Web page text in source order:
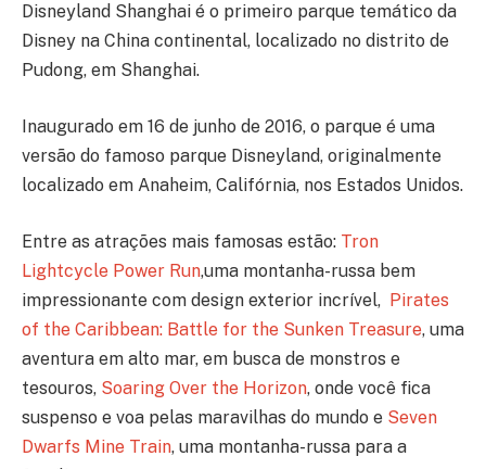
Disneyland Shanghai é o primeiro parque temático da
Disney na China continental, localizado no distrito de
Pudong, em Shanghai.
Inaugurado em 16 de junho de 2016, o parque é uma
versão do famoso parque Disneyland, originalmente
localizado em Anaheim, Califórnia, nos Estados Unidos.
Entre as atrações mais famosas estão: Tron
Lightcycle Power Run,uma montanha-russa bem
impressionante com design exterior incrível, Pirates
of the Caribbean: Battle for the Sunken Treasure, uma
aventura em alto mar, em busca de monstros e
tesouros, Soaring Over the Horizon, onde você fica
suspenso e voa pelas maravilhas do mundo e Seven
Dwarfs Mine Train, uma montanha-russa para a